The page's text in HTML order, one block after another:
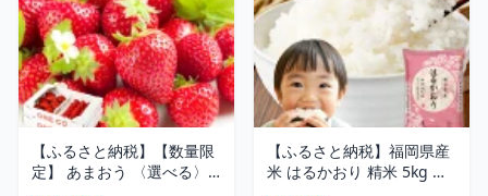
【ふるさと納税】【数量限
定】 あまおう 〈選べる〉4
【ふるさと納税】福岡県産
米 はるかおり 精米 5kg ／